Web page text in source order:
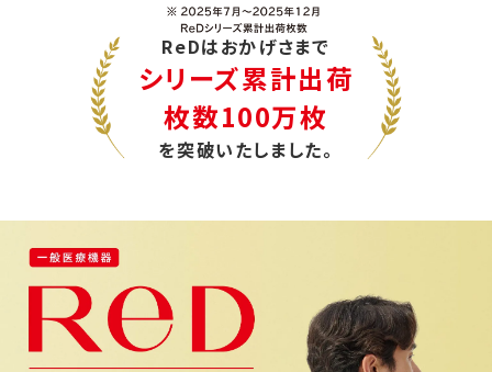
ReDはおかげさまで
シリーズ累計出荷
枚数100万枚
を突破いたしました。